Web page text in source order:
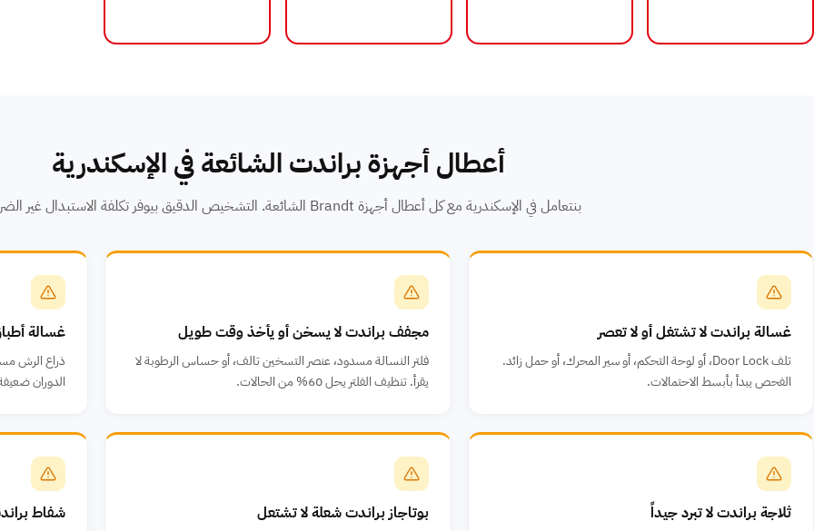
أعطال أجهزة براندت الشائعة في الإسكندرية
بنتعامل في الإسكندرية مع كل أعطال أجهزة Brandt الشائعة. التشخيص الدقيق بيوفر تكلفة الاستبدال غير الضروري.
غسالة براندت لا تشتغل أو لا تعصر
تلف Door Lock، أو لوحة التحكم، أو سير المحرك، أو حمل زائد.
الفحص يبدأ بأبسط الاحتمالات.
مجفف براندت لا يسخن أو يأخذ وقت طويل
فلتر النسالة مسدود، عنصر التسخين تالف، أو حساس الرطوبة لا
يقرأ. تنظيف الفلتر يحل 60% من الحالات.
غسالة
ذراع الرش
الدوران
ثلاجة براندت لا تبرد جيداً بوتاجاز براندت شعلة لا تشتعل شفاط